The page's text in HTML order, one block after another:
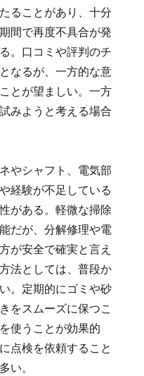
ることがあり、十分
間で再度不具合が発
。口コミや評判のチ
なるが、一方的な意
とが望ましい。一方
みようと考える場合
やシャフト、電気部
経験が不足している
がある。軽微な掃除
だが、分解修理や電
が安全で確実と言え
法としては、普段か
。定期的にゴミや砂
をスムーズに保つこ
使うことが効果的
点検を依頼すること
い。